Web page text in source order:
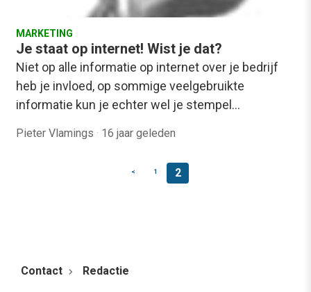
MARKETING
Je staat op internet! Wist je dat?
Niet op alle informatie op internet over je bedrijf
heb je invloed, op sommige veelgebruikte
informatie kun je echter wel je stempel…
Pieter Vlamings · 16 jaar geleden
< 1 2
Contact Redactie